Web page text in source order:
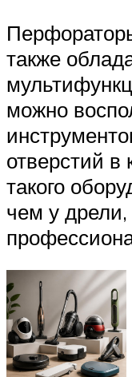
также
можно
отверстий
такого
чем у